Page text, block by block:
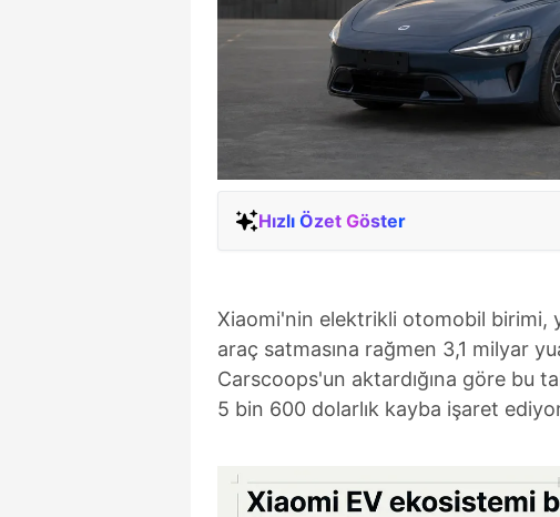
Hızlı Özet Göster
Xiaomi'nin elektrikli otomobil birimi,
araç satmasına rağmen 3,1 milyar
Carscoops'un aktardığına göre bu
5 bin 600 dolarlık kayba işaret